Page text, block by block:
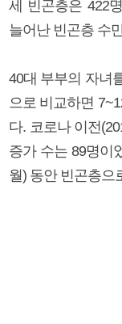
세 빈곤층은 422
늘어난 빈곤층 수
40대 부부의 자녀
으로 비교하면
다. 코로나 이전
증가 수는 89명이
월) 동안 빈곤층으